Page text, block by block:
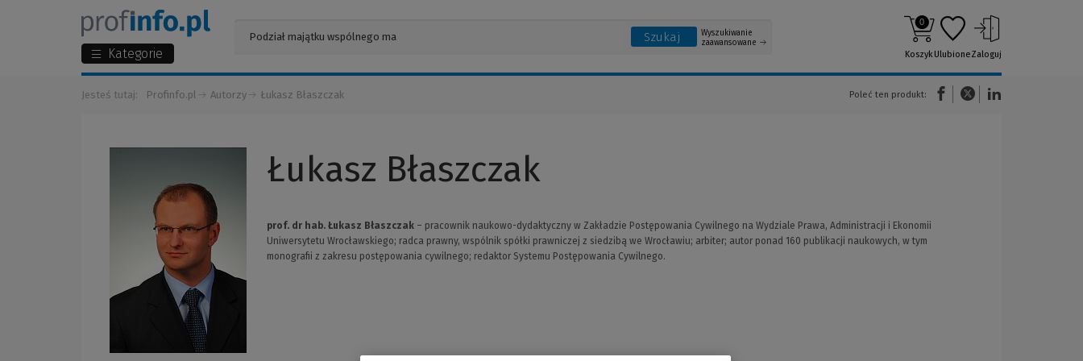
Kategorie
Szukaj
Wyszukiwanie
zaawansowane
0
KoszykUlubioneZaloguj
Jesteś tutaj: Profinfo.pl Autorzy Łukasz Błaszczak Poleć ten produkt:
(Nowe okno)(Link do innej strony)
Łukasz Błaszczak
prof. dr hab. Łukasz Błaszczak – pracownik naukowo-dydaktyczny w Zakładzie Postępowania Cywilnego na Wydziale Prawa, Administracji i Ekonomii
Uniwersytetu Wrocławskiego; radca prawny, wspólnik spółki prawniczej z siedzibą we Wrocławiu; arbiter; autor ponad 160 publikacji naukowych, w tym
monografii z zakresu postępowania cywilnego; redaktor Systemu Postępowania Cywilnego.